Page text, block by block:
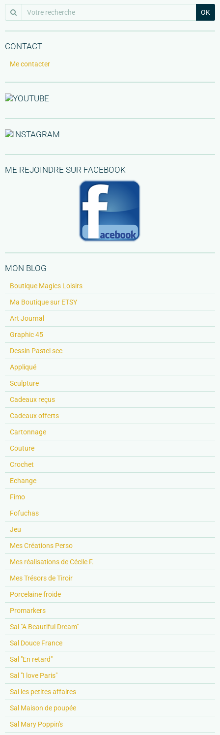
OK
CONTACT
Me contacter
ME REJOINDRE SUR FACEBOOK
MON BLOG
Boutique Magics Loisirs
Ma Boutique sur ETSY
Art Journal
Graphic 45
Dessin Pastel sec
Appliqué
Sculpture
Cadeaux reçus
Cadeaux offerts
Cartonnage
Couture
Crochet
Echange
Fimo
Fofuchas
Jeu
Mes Créations Perso
Mes réalisations de Cécile F.
Mes Trésors de Tiroir
Porcelaine froide
Promarkers
Sal "A Beautiful Dream"
Sal Douce France
Sal "En retard"
Sal "I love Paris"
Sal les petites affaires
Sal Maison de poupée
Sal Mary Poppin's